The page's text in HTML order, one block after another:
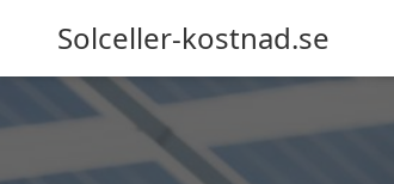
Solceller-kostnad.se